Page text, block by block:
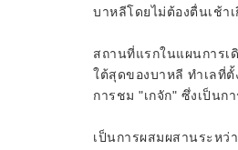
บาหลีโดยไม่ต้องตื่นเช้า
สถานที่แรกในแผนการ
ใต้สุดของบาหลี ทำเลที่
การชม "เกจัก" ซึ่งเป็นก
เป็นการผสมผสานระหว่